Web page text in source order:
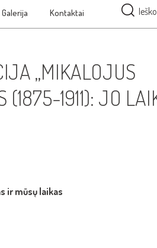
Galerija Kontaktai
„MIKALOJUS
1911): JO
ir mūsų laikas